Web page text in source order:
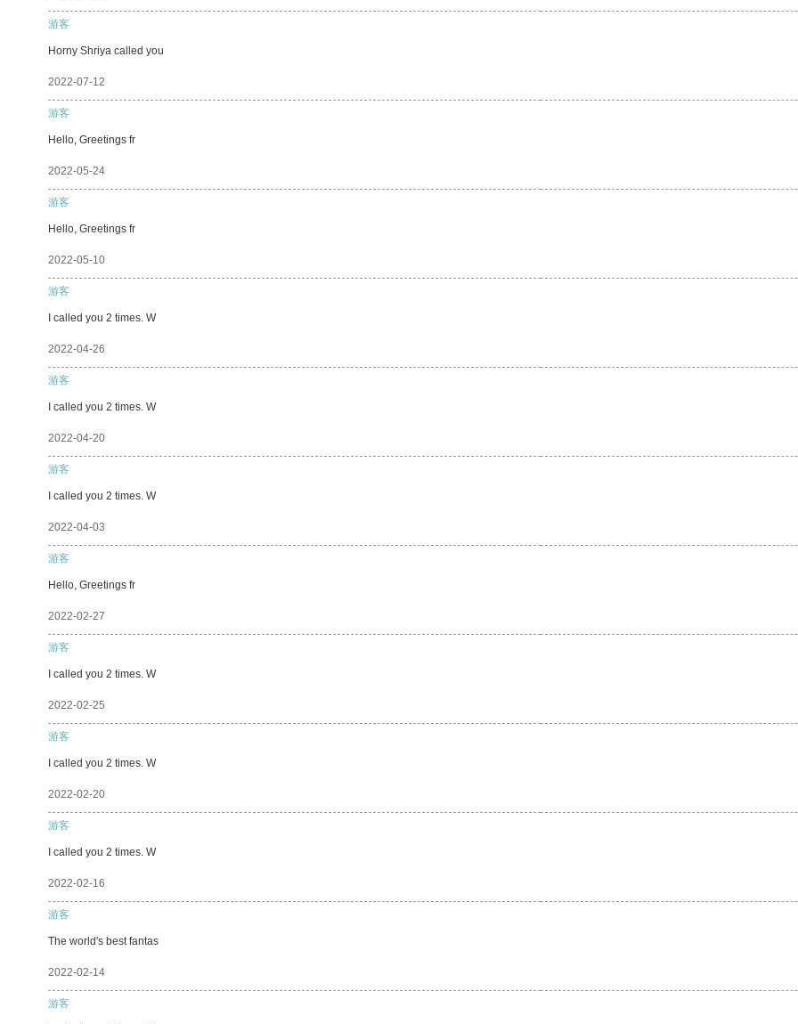
游客
Horny Shriya called you
2022-07-12
游客
Hello, Greetings fr
2022-05-24
游客
Hello, Greetings fr
2022-05-10
游客
I called you 2 times. W
2022-04-26
游客
I called you 2 times. W
2022-04-20
游客
I called you 2 times. W
2022-04-03
游客
Hello, Greetings fr
2022-02-27
游客
I called you 2 times. W
2022-02-25
游客
I called you 2 times. W
2022-02-20
游客
I called you 2 times. W
2022-02-16
游客
The world's best fantas
2022-02-14
游客